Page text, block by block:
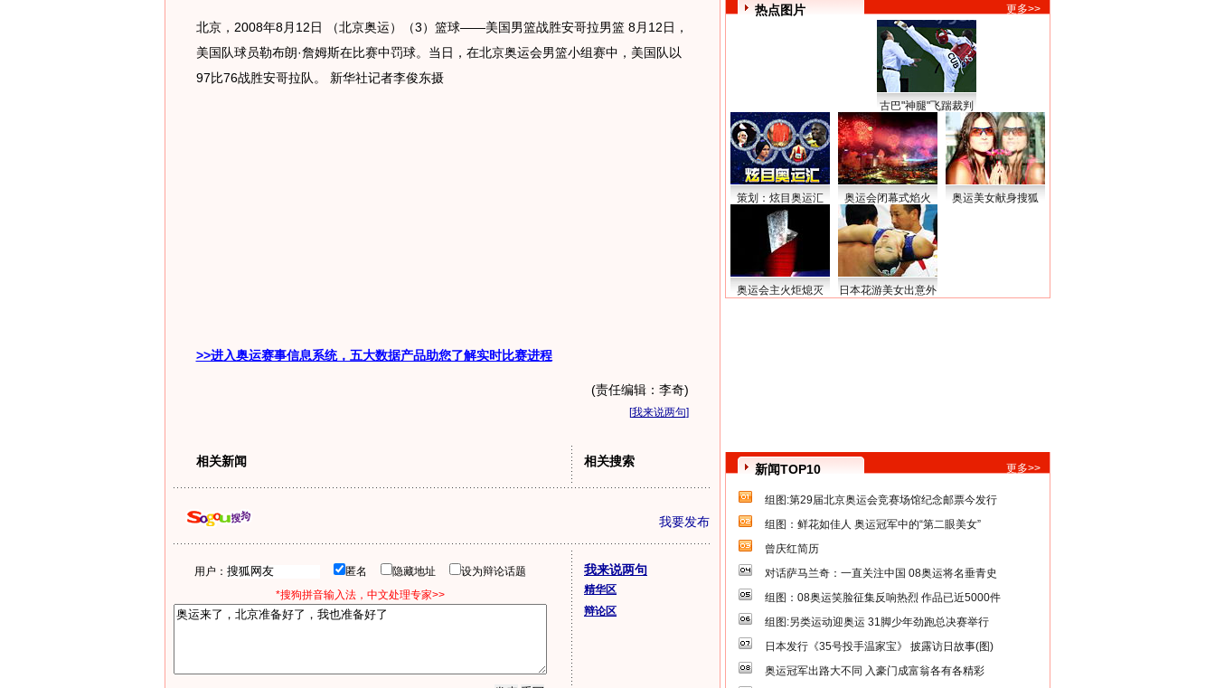
北京，2008年8月12日 （北京奥运）（3）篮球——美国男篮战胜安哥拉男篮 8月12日，
美国队球员勒布朗·詹姆斯在比赛中罚球。当日，在北京奥运会男篮小组赛中，美国队以
97比76战胜安哥拉队。 新华社记者李俊东摄
>>进入奥运赛事信息系统，五大数据产品助您了解实时比赛进程
(责任编辑：李奇)
[我来说两句]
相关新闻 相关搜索
我要发布
用户： 匿名 隐藏地址
设为辩论话题
*搜狗拼音输入法，中文处理专家>>
我来说两句
精华区
辩论区
热点图片 更多>>
古巴"神腿"飞踹裁判
策划：炫目奥运汇 奥运会闭幕式焰火 奥运美女献身搜狐
奥运会主火炬熄灭 日本花游美女出意外
新闻TOP10 更多>>
组图:第29届北京奥运会竞赛场馆纪念邮票今发行
组图：鲜花如佳人 奥运冠军中的“第二眼美女”
曾庆红简历
对话萨马兰奇：一直关注中国 08奥运将名垂青史
组图：08奥运笑脸征集反响热烈 作品已近5000件
组图:另类运动迎奥运 31脚少年劲跑总决赛举行
日本发行《35号投手温家宝》 披露访日故事(图)
奥运冠军出路大不同 入豪门成富翁各有各精彩